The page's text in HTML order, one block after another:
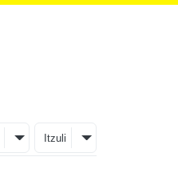
Itzuli